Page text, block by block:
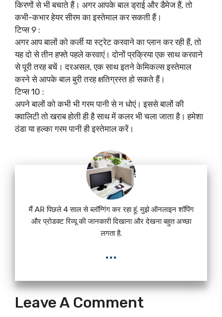
किरणों से भी बचाते हैं। अगर आपके बाल ड्राई और डैमेज हैं, तो
कभी-कभार हेयर सीरम का इस्तेमाल कर सकती हैं।
टिप्स 9 :
अगर आप बालों को कर्ली या स्ट्रेट करवाने का प्लान कर रही हैं, तो
यह दो से तीन हफ्ते पहले करवाएं। दोनों प्रक्रिया एक साथ करवाने
से पूरी तरह बचें। दरअसल, एक साथ इतने केमिकल्स इस्तेमाल
करने से आपके बाल बुरी तरह क्षतिग्रस्त हो सकते हैं।
टिप्स 10 :
अपने बालों को कभी भी गरम पानी से न धोएं। इससे बालों की
क्‍वालिटी तो खराब होती ही है साथ में कलर भी चला जाता है। हमेशा
ठंडा या हल्‍का गरम पानी ही इस्‍तेमाल करें।
मैं AR पिछले 4 साल से ब्लॉग्गिंग कर रहा हूं. मुझे ऑनलाइन शॉपिंग
और प्रोडक्ट रिव्यू की जानकारी दिखाना और देखना बहुत अच्छा
लगता है.
...
Leave A Comment